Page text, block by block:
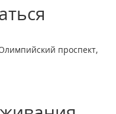
проспект,